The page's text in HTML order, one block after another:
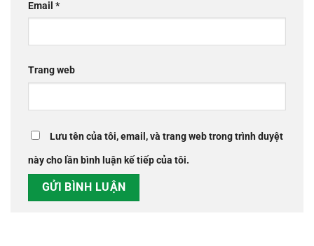
Email *
Trang web
Lưu tên của tôi, email, và trang web trong trình duyệt
này cho lần bình luận kế tiếp của tôi.